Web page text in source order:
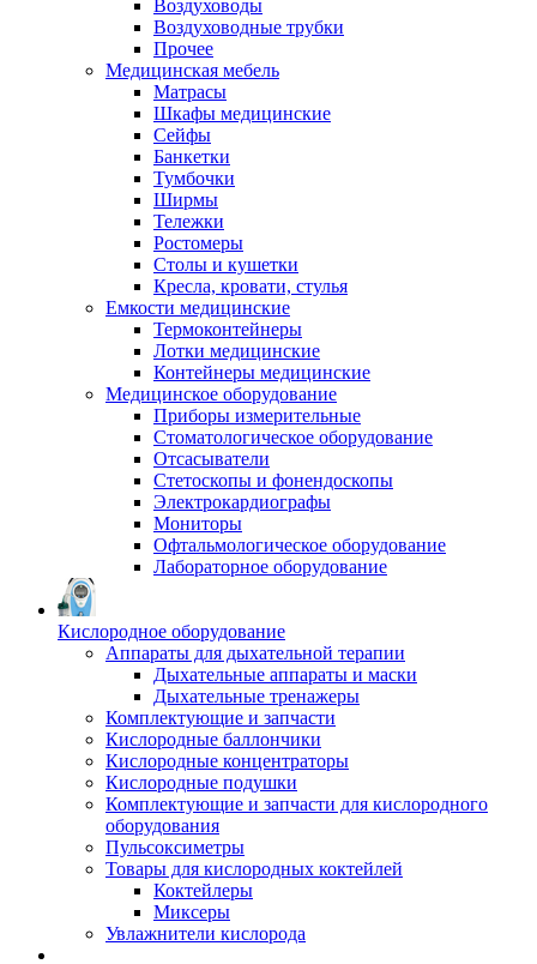
Воздуховоды
Воздуховодные трубки
Прочее
Медицинская мебель
Матрасы
Шкафы медицинские
Сейфы
Банкетки
Тумбочки
Ширмы
Тележки
Ростомеры
Столы и кушетки
Кресла, кровати, стулья
Емкости медицинские
Термоконтейнеры
Лотки медицинские
Контейнеры медицинские
Медицинское оборудование
Приборы измерительные
Стоматологическое оборудование
Отсасыватели
Стетоскопы и фонендоскопы
Электрокардиографы
Мониторы
Офтальмологическое оборудование
Лабораторное оборудование
Кислородное оборудование
Аппараты для дыхательной терапии
Дыхательные аппараты и маски
Дыхательные тренажеры
Комплектующие и запчасти
Кислородные баллончики
Кислородные концентраторы
Кислородные подушки
Комплектующие и запчасти для кислородного
оборудования
Пульсоксиметры
Товары для кислородных коктейлей
Коктейлеры
Миксеры
Увлажнители кислорода